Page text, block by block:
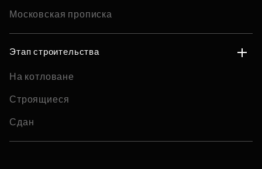
Московская прописка
Этап строительства
На котловане
Строящиеся
Сдан